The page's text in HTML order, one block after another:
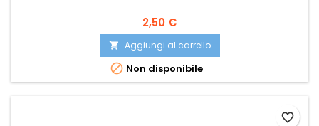
2,50 €
 Aggiungi al carrello
 Non disponibile
favorite_border